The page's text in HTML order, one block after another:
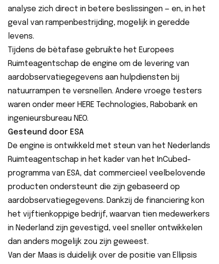
analyse zich direct in betere beslissingen — en, in het
geval van rampenbestrijding, mogelijk in geredde
levens.
Tijdens de bètafase gebruikte het Europees
Ruimteagentschap de engine om de levering van
aardobservatiegegevens aan hulpdiensten bij
natuurrampen te versnellen. Andere vroege testers
waren onder meer HERE Technologies, Rabobank en
ingenieursbureau NEO.
Gesteund door ESA
De engine is ontwikkeld met steun van het Nederlands
Ruimteagentschap in het kader van het InCubed-
programma van ESA, dat commercieel veelbelovende
producten ondersteunt die zijn gebaseerd op
aardobservatiegegevens. Dankzij de financiering kon
het vijftienkoppige bedrijf, waarvan tien medewerkers
in Nederland zijn gevestigd, veel sneller ontwikkelen
dan anders mogelijk zou zijn geweest.
Van der Maas is duidelijk over de positie van Ellipsis